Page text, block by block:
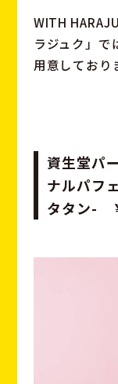
WITH
ラジュク」
用意しており
資生堂パ
ナルパフ
タタン-